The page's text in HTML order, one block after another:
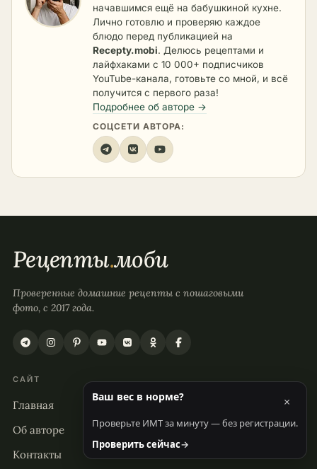
начавшимся ещё на бабушкиной кухне.
Лично готовлю и проверяю каждое
блюдо перед публикацией на
Recepty.mobi. Делюсь рецептами и
лайфхаками с 10 000+ подписчиков
YouTube-канала, готовьте со мной, и всё
получится с первого раза!
Подробнее об авторе →
СОЦСЕТИ АВТОРА:
Рецепты.моби
Проверенные домашние рецепты с пошаговыми
фото, с 2017 года.
САЙТ
Главная
Об авторе
Контакты
Ваш вес в норме? ×
Проверьте ИМТ за минуту — без регистрации.
Проверить сейчас→